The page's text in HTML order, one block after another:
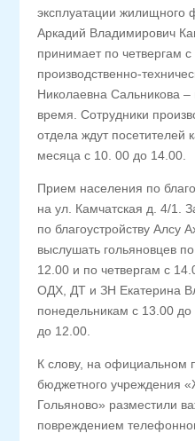
эксплуатации
Аркадий Владимирович
принимает по четвергам
производственно-
Николаевна Сальникова –
время. Сотрудники
отдела ждут посетителей
месяца с 10. 00 до 14.00.
Прием населения по
на ул. Камчатская д. 4/1.
по благоустройству Алсу
выслушать гольяновцев
12.00 и по четвергам с
ОДХ, ДТ и ЗН Екатерина
понедельникам с 13.00
до 12.00.
К слову, на официальном
бюджетного учреждения
Гольяново» разместили
повреждением